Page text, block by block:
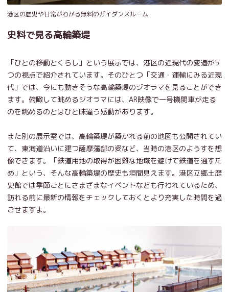
港区の歴史や日常がわかる無料のガイダンスルーム
史料で見る高輪築堤
「ひとの移動とくらし」という展示では、港区の近現代の変遷が5
つの視点で紹介されています。そのひとつ「交通・運輸にみる近現
代」では、今にも動きそうな高輪築堤のジオラマを見ることができ
ます。俯瞰して眺めるジオラマには、AR映像で一号機関車が走る
のを眺めるのとはひと味違う感動があります。
また別の展示室では、高輪築堤が築かれる前の地図も公開されてい
て、東海道沿いに建つ薩摩藩邸の姿など、当時の港区のようすを想
像できます。「鉄道用地の取得が困難な地域を避けて鉄道を通すた
め」という、そんな高輪築堤の歴史も垣間見えます。港区立郷土歴
史館では季節ごとにさまざまなイベントなども行われているため、
訪れる前に最新の情報をチェックしておくとより充実した時間を過
ごせますよ。